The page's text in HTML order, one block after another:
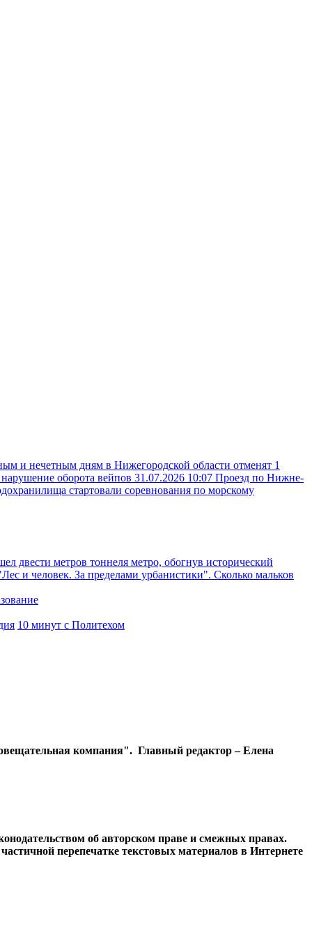
и нечетным дням в Нижегородской области отменят 1
оборота вейпов 31.07.2026 10:07 Проезд по Нижне-
стартовали соревнования по морскому
двести метров тоннеля метро, обогнув исторический
и человек. За пределами урбанистики". Сколько мальков
10 минут с Политехом
компания". Главный редактор – Елена
об авторском праве и смежных правах.
перепечатке текстовых материалов в Интернете